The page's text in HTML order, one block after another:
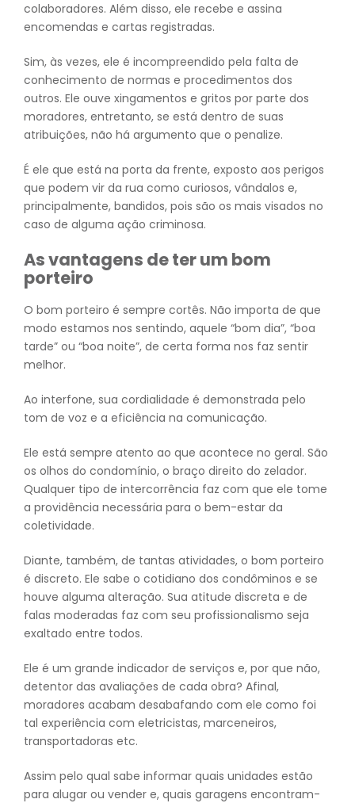
colaboradores. Além disso, ele recebe e assina
encomendas e cartas registradas.
Sim, às vezes, ele é incompreendido pela falta de
conhecimento de normas e procedimentos dos
outros. Ele ouve xingamentos e gritos por parte dos
moradores, entretanto, se está dentro de suas
atribuições, não há argumento que o penalize.
É ele que está na porta da frente, exposto aos perigos
que podem vir da rua como curiosos, vândalos e,
principalmente, bandidos, pois são os mais visados no
caso de alguma ação criminosa.
As vantagens de ter um bom
porteiro
O bom porteiro é sempre cortês. Não importa de que
modo estamos nos sentindo, aquele “bom dia”, “boa
tarde” ou “boa noite”, de certa forma nos faz sentir
melhor.
Ao interfone, sua cordialidade é demonstrada pelo
tom de voz e a eficiência na comunicação.
Ele está sempre atento ao que acontece no geral. São
os olhos do condomínio, o braço direito do zelador.
Qualquer tipo de intercorrência faz com que ele tome
a providência necessária para o bem-estar da
coletividade.
Diante, também, de tantas atividades, o bom porteiro
é discreto. Ele sabe o cotidiano dos condôminos e se
houve alguma alteração. Sua atitude discreta e de
falas moderadas faz com seu profissionalismo seja
exaltado entre todos.
Ele é um grande indicador de serviços e, por que não,
detentor das avaliações de cada obra? Afinal,
moradores acabam desabafando com ele como foi
tal experiência com eletricistas, marceneiros,
transportadoras etc.
Assim pelo qual sabe informar quais unidades estão
para alugar ou vender e, quais garagens encontram-